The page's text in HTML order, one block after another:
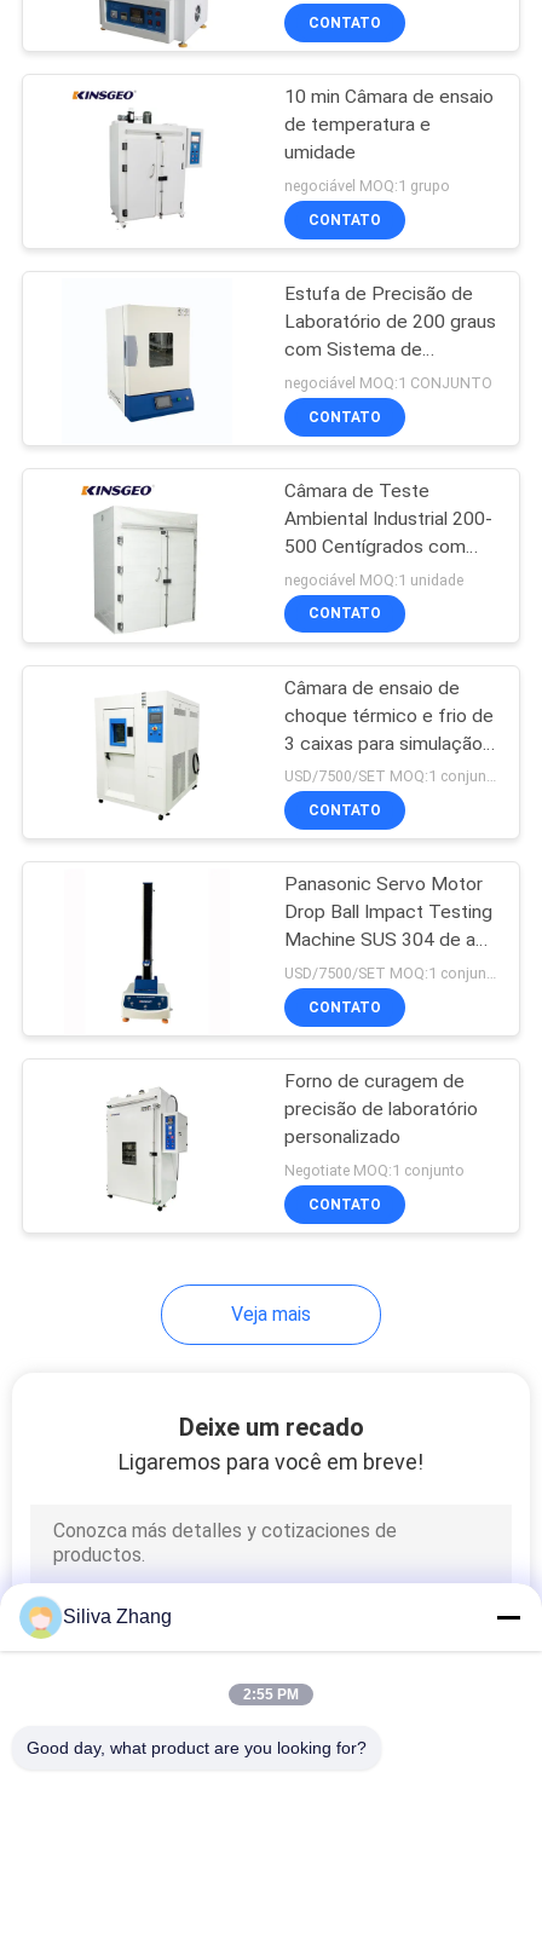
câmaras de teste
ambiental
167
Máquina de ensaio
de plástica
52
Máquina de teste de
borracha
Máquina de teste da
compressão da
caixa
24
Máquina de testes
Máquinas de testes
da bagagem
máquinas de
medição
CONTATO
10 min Câmara de ensaio
de temperatura e
umidade
negociável MOQ:1 grupo
CONTATO
Estufa de Precisão de
Laboratório de 200 graus
com Sistema de
Aquecimento PID+S.S.R,
Aço Inoxidável SUS 304
e Precisão de ±0,3°C
negociável MOQ:1 CONJUNTO
CONTATO
Câmara de Teste
Ambiental Industrial 200-
500 Centígrados com
Controle
Microcomputadorizado
PID e Tamanho
negociável MOQ:1 unidade
CONTATO
Câmara de ensaio de
choque térmico e frio de
3 caixas para simulação
de ambiente de
laboratório
USD/7500/SET MOQ:1 conjunto
CONTATO
Panasonic Servo Motor
Drop Ball Impact Testing
Machine SUS 304 de aço
inoxidável
USD/7500/SET MOQ:1 conjunto
CONTATO
Forno de curagem de
precisão de laboratório
personalizado
Negotiate MOQ:1 conjunto
CONTATO
Veja mais
Deixe um recado
Ligaremos para você em breve!
Siliva Zhang
2:55 PM
Good day, what product are you looking for?